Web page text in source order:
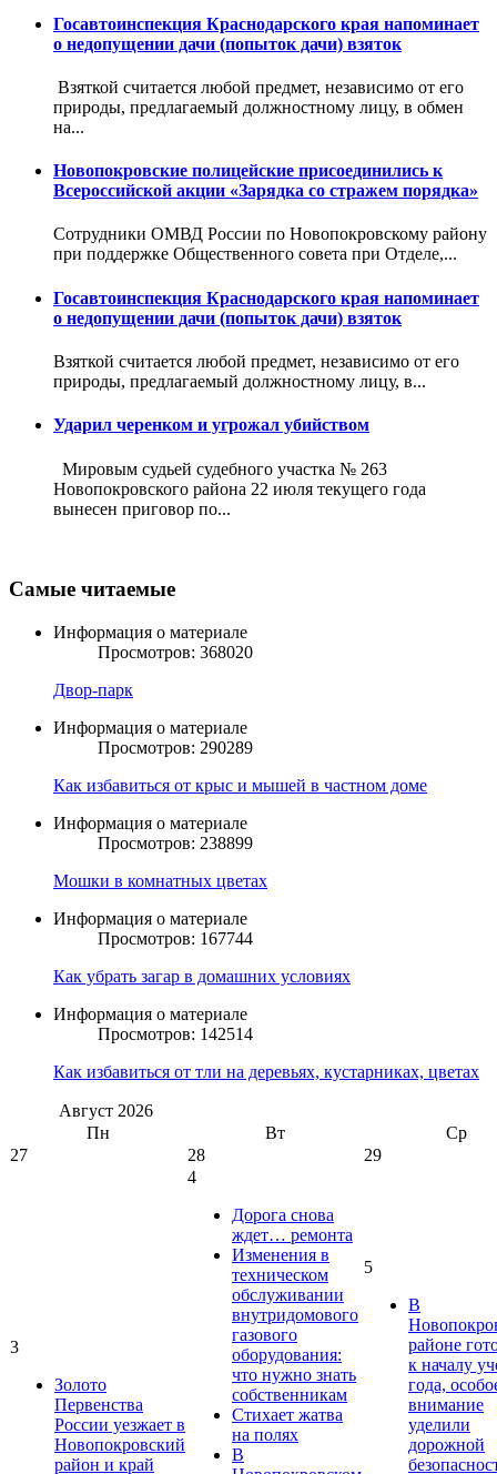
Госавтоинспекция Краснодарского края напоминает
о недопущении дачи (попыток дачи) взяток
Взяткой считается любой предмет, независимо от его
природы, предлагаемый должностному лицу, в обмен
на...
Новопокровские полицейские присоединились к
Всероссийской акции «Зарядка со стражем порядка»
Сотрудники ОМВД России по Новопокровскому району
при поддержке Общественного совета при Отделе,...
Госавтоинспекция Краснодарского края напоминает
о недопущении дачи (попыток дачи) взяток
Взяткой считается любой предмет, независимо от его
природы, предлагаемый должностному лицу, в...
Ударил черенком и угрожал убийством
Мировым судьей судебного участка № 263
Новопокровского района 22 июля текущего года
вынесен приговор по...
Самые читаемые
Информация о материале
Просмотров: 368020
Двор-парк
Информация о материале
Просмотров: 290289
Как избавиться от крыс и мышей в частном доме
Информация о материале
Просмотров: 238899
Мошки в комнатных цветах
Информация о материале
Просмотров: 167744
Как убрать загар в домашних условиях
Информация о материале
Просмотров: 142514
Как избавиться от тли на деревьях, кустарниках, цветах
Август 2026
Пн
Вт
Ср
27
28 29
3
Золото
Первенства
России уезжает в
Новопокровский
район и край
4
Дорога снова
ждет… ремонта
Изменения в
техническом
обслуживании
внутридомового
газового
оборудования:
что нужно знать
собственникам
Стихает жатва
на полях
В
5
В
районе
к началу
года,
внимание
уделили
дорожной